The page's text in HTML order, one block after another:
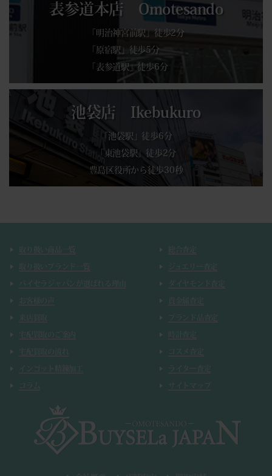
表参道本店 Omotesando
「明治神宮前駅」徒歩2分
「原宿駅」徒歩5分
「表参道駅」徒歩6分
池袋店 Ikebukuro
「池袋駅」徒歩6分
「東池袋駅」徒歩2分
豊島区役所から徒歩30秒
取り扱い商品一覧
取り扱いブランド一覧
バイセラジャパンが選ばれる理由
お客様の声
来店買取
宅配買取のご案内
宅配買取の流れ
インゴット精錬加工
コラム
総合査定
ジュエリー査定
ダイヤモンド査定
貴金属査定
ブランド品査定
時計査定
コスメ査定
ライター査定
サイトマップ